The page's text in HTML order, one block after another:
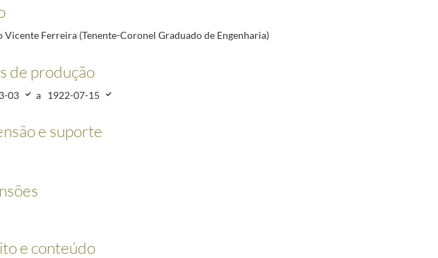
a Pé)
11/1922-07-15
de Cavalaria)1922-03-20/1933-01-03
Vicente Ferreira (Tenente-Coronel Graduado de Engenharia)
de produção
03 a 1922-07-15
e suporte
e conteúdo